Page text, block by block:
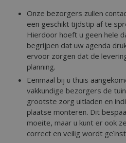
Onze bezorgers zullen
een geschikt tijdstip af te
Hierdoor hoeft u geen hele
begrijpen dat uw agenda
ervoor zorgen dat de
planning.
Eenmaal bij u thuis
vakkundige bezorgers de
grootste zorg uitladen en
plaatse monteren. Dit
moeite, maar u kunt er ook
correct en veilig wordt